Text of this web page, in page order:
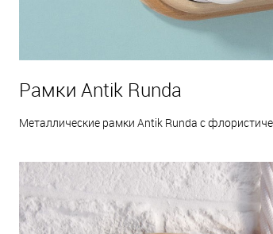
Рамки Antik Runda
Металлические рамки Antik Runda с